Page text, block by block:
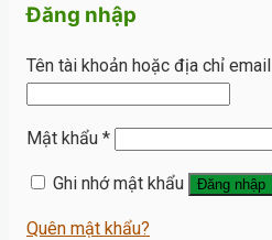
Đăng nhập
Tên tài khoản hoặc địa chỉ email
Mật khẩu *
Ghi nhớ mật khẩu Đăng nhập
Quên mật khẩu?